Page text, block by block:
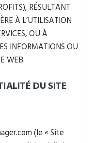
RÉSULTANT
À L’UTILISATION
OU À
INFORMATIONS OU
WEB.
DU SITE
(le « Site